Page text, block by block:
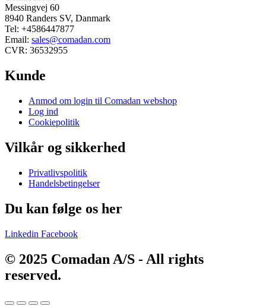
Messingvej 60
8940 Randers SV, Danmark
Tel: +4586447877
Email: sales@comadan.com
CVR: 36532955
Kunde
Main
Menu
Anmod om login til Comadan webshop
Log ind
Cookiepolitik
Vilkår og sikkerhed
Main
Menu
Privatlivspolitik
Handelsbetingelser
Du kan følge os her
Linkedin Facebook
© 2025 Comadan A/S - All rights
reserved.